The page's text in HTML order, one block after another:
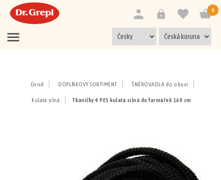
0
Úvod DOPLŇKOVÝ SORTIMENT ŠNĚROVADLA do obuvi
Kulatá silná Tkaničky 4 PES kulatá silná do farmářek 160 cm